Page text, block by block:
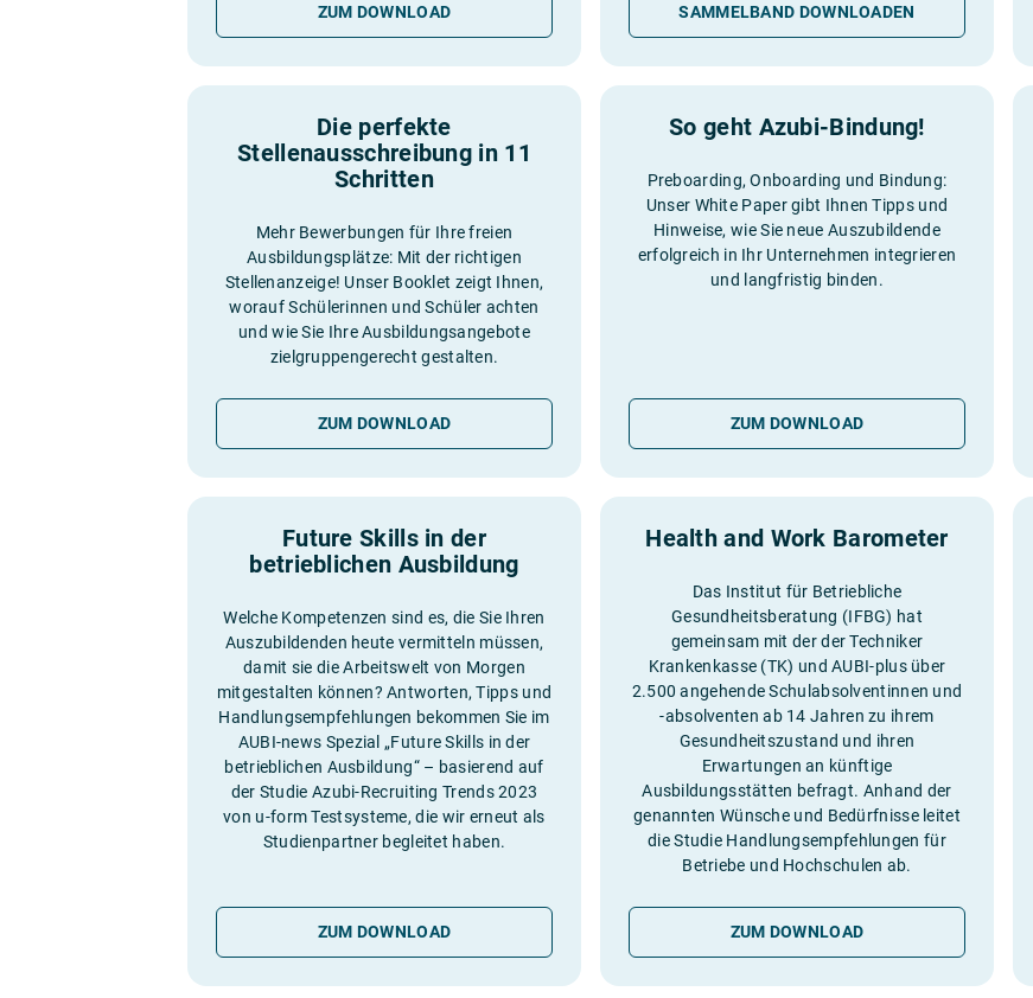
ZUM DOWNLOAD SAMMELBAND DOWNLOADEN
Die perfekte
Stellenausschreibung in 11
Schritten
Mehr Bewerbungen für Ihre freien
Ausbildungsplätze: Mit der richtigen
Stellenanzeige! Unser Booklet zeigt Ihnen,
worauf Schülerinnen und Schüler achten
und wie Sie Ihre Ausbildungsangebote
zielgruppengerecht gestalten.
ZUM DOWNLOAD
So geht Azubi-Bindung!
Preboarding, Onboarding und Bindung:
Unser White Paper gibt Ihnen Tipps und
Hinweise, wie Sie neue Auszubildende
erfolgreich in Ihr Unternehmen integrieren
und langfristig binden.
ZUM DOWNLOAD
Future Skills in der
betrieblichen Ausbildung
Welche Kompetenzen sind es, die Sie Ihren
Auszubildenden heute vermitteln müssen,
damit sie die Arbeitswelt von Morgen
mitgestalten können? Antworten, Tipps und
Handlungsempfehlungen bekommen Sie im
AUBI-news Spezial „Future Skills in der
betrieblichen Ausbildung“ – basierend auf
der Studie Azubi-Recruiting Trends 2023
von u-form Testsysteme, die wir erneut als
Studienpartner begleitet haben.
ZUM DOWNLOAD
Health and Work Barometer
Das Institut für Betriebliche
Gesundheitsberatung (IFBG) hat
gemeinsam mit der der Techniker
Krankenkasse (TK) und AUBI-plus über
2.500 angehende Schulabsolventinnen und
-absolventen ab 14 Jahren zu ihrem
Gesundheitszustand und ihren
Erwartungen an künftige
Ausbildungsstätten befragt. Anhand der
genannten Wünsche und Bedürfnisse leitet
die Studie Handlungsempfehlungen für
Betriebe und Hochschulen ab.
ZUM DOWNLOAD